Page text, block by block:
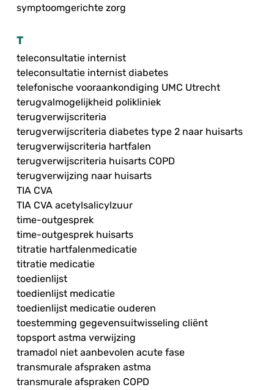
symptoomgerichte zorg
T
teleconsultatie internist
teleconsultatie internist diabetes
telefonische vooraankondiging UMC Utrecht
terugvalmogelijkheid polikliniek
terugverwijscriteria
terugverwijscriteria diabetes type 2 naar huisarts
terugverwijscriteria hartfalen
terugverwijscriteria huisarts COPD
terugverwijzing naar huisarts
TIA CVA
TIA CVA acetylsalicylzuur
time-outgesprek
time-outgesprek huisarts
titratie hartfalenmedicatie
titratie medicatie
toedienlijst
toedienlijst medicatie
toedienlijst medicatie ouderen
toestemming gegevensuitwisseling cliënt
topsport astma verwijzing
tramadol niet aanbevolen acute fase
transmurale afspraken astma
transmurale afspraken COPD